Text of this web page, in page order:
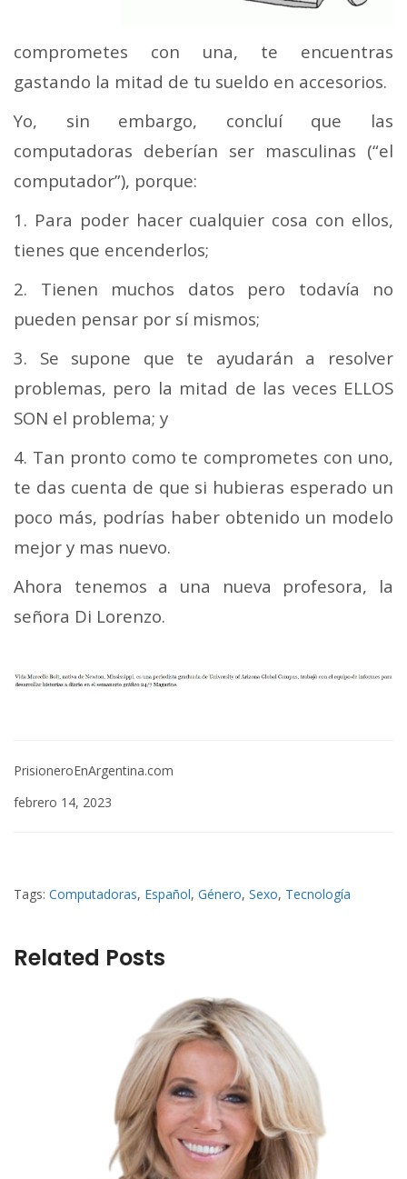
comprometes con una, te encuentras
gastando la mitad de tu sueldo en accesorios.
Yo, sin embargo, concluí que las
computadoras deberían ser masculinas (“el
computador”), porque:
1. Para poder hacer cualquier cosa con ellos,
tienes que encenderlos;
2. Tienen muchos datos pero todavía no
pueden pensar por sí mismos;
3. Se supone que te ayudarán a resolver
problemas, pero la mitad de las veces ELLOS
SON el problema; y
4. Tan pronto como te comprometes con uno,
te das cuenta de que si hubieras esperado un
poco más, podrías haber obtenido un modelo
mejor y mas nuevo.
Ahora tenemos a una nueva profesora, la
señora Di Lorenzo.
PrisioneroEnArgentina.com
febrero 14, 2023
Tags: Computadoras, Español, Género, Sexo, Tecnología
Related Posts